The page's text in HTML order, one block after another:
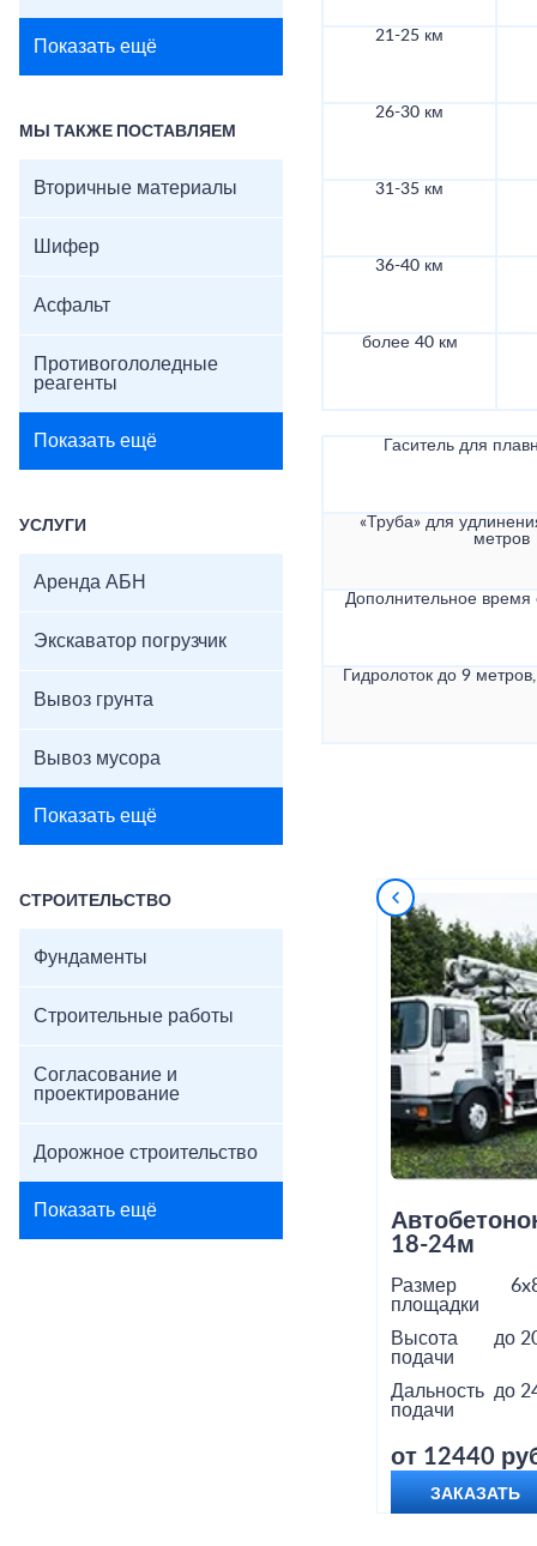
Показать ещё
МЫ ТАКЖЕ ПОСТАВЛЯЕМ
Вторичные материалы
Шифер
Асфальт
Противогололедные
реагенты
Показать ещё
УСЛУГИ
Аренда АБН
Экскаватор погрузчик
Вывоз грунта
Вывоз мусора
Показать ещё
СТРОИТЕЛЬСТВО
Фундаменты
Строительные работы
Согласование и
проектирование
Дорожное строительство
Показать ещё
21-25 км
26-30 км
31-35 км
36-40 км
более 40 км
Гаситель для
«Труба» для
метров
Дополнительное
Гидролоток до 9
18-24м
Размер
площадки
Высота
подачи
до
Дальность
подачи
до
от 12440
ЗАКАЗАТЬ